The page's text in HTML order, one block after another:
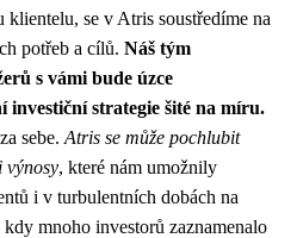
klientelu, se v Atris soustředíme na
potřeb a cílů. Náš tým
s vámi bude úzce
investiční strategie šité na míru.
sebe. Atris se může pochlubit
výnosy, které nám umožnily
i v turbulentních dobách na
mnoho investorů zaznamenalo